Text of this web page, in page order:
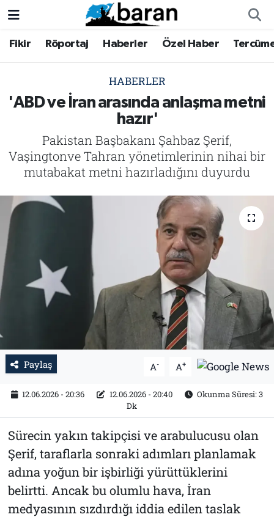
Fikir Röportaj Haberler Özel Haber
HABERLER
'ABD ve İran arasında anlaşma metni
hazır'
Pakistan Başbakanı Şahbaz Şerif,
Vaşingtonve Tahran yönetimlerinin nihai bir
mutabakat metni hazırladığını duyurdu
Paylaş A- A+
12.06.2026 - 20:36 12.06.2026 - 20:40
Okunma Süresi: 3
Dk
Sürecin yakın takipçisi ve arabulucusu olan
Şerif, taraflarla sonraki adımları planlamak
adına yoğun bir işbirliği yürüttüklerini
belirtti. Ancak bu olumlu hava, İran
medyasının sızdırdığı iddia edilen taslak
Fikir
Haberler
Özel Haber
Tercüme
İktibas
Büyük Doğu-İbda
Dergi
Tarih
Fikir
Haberler
Özel Haber
Tercüme
İktibas
Büyük Doğu-İbda
Dergi
İletişim
Nöbetçi Eczaneler
Trafik Durumu
Süper Lig Puan Durumu ve Fikstür
Tüm Manşetler
Son Dakika Haberleri
Haber Arşivi